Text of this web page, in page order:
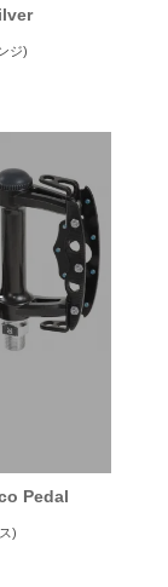
ジ)
Pedal
)